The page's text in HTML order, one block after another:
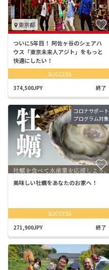
東京都
ついに5年目！ 阿佐ヶ谷のシェアハ
ウス「東京未来人アジト」をもっと
快適にしたい！
SUCCESS
374,500JPY 終了
コロナサポート
プログラム対象
美味しい牡蠣をあなたのお家へ！
SUCCESS
271,900JPY 終了